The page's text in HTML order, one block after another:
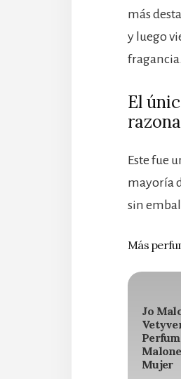
más
y luego
fragancia.
El
Este fue
mayoría
sin
Más
Jo
Mujer